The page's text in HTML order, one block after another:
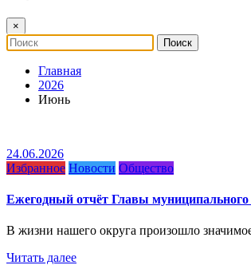
×
Главная
2026
Июнь
24.06.2026
Избранное Новости Общество
Ежегодный отчёт Главы муниципального
В жизни нашего округа произошло
Читать далее